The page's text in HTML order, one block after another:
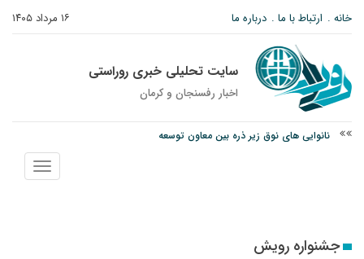
۱۶ مرداد ۱۴۰۵ خانه ارتباط با ما درباره ما
سایت تحلیلی خبری روراستی
اخبار رفسنجان و كرمان
نانوایی های نوق زیر ذره بین معاون توسعه
نمایش
منو
جشنواره رویش